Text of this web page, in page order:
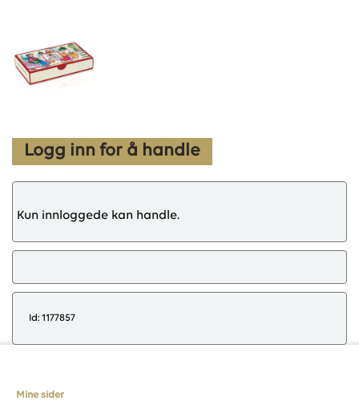
Logg inn for å handle
Kun innloggede kan handle.
Id: 1177857
Mine sider